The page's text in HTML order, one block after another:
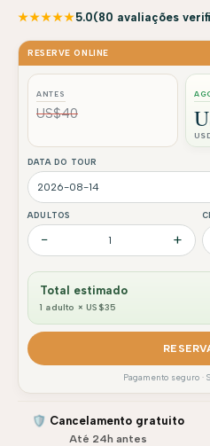
★★★★★5.0(80 avaliações
RESERVE ONLINE
ANTES
US$40
DATA DO TOUR
ADULTOS
− 1 +
Total estimado
1 adulto × US$35
Pagamento seguro ·
🛡️ Cancelamento gratuito
Até 24h antes